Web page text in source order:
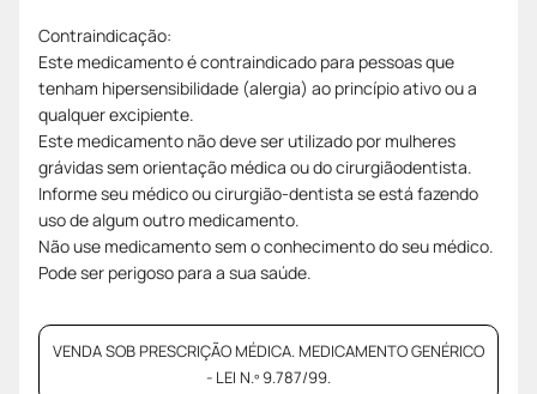
Contraindicação:
Este medicamento é contraindicado para pessoas que
tenham hipersensibilidade (alergia) ao princípio ativo ou a
qualquer excipiente.
Este medicamento não deve ser utilizado por mulheres
grávidas sem orientação médica ou do cirurgiãodentista.
Informe seu médico ou cirurgião-dentista se está fazendo
uso de algum outro medicamento.
Não use medicamento sem o conhecimento do seu médico.
Pode ser perigoso para a sua saúde.
VENDA SOB PRESCRIÇÃO MÉDICA. MEDICAMENTO GENÉRICO
- LEI N.º 9.787/99.